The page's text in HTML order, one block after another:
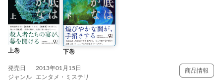
上巻 下巻
発売日
2013年01月15日
ジャンル
エンタメ・ミステリ
商品情報